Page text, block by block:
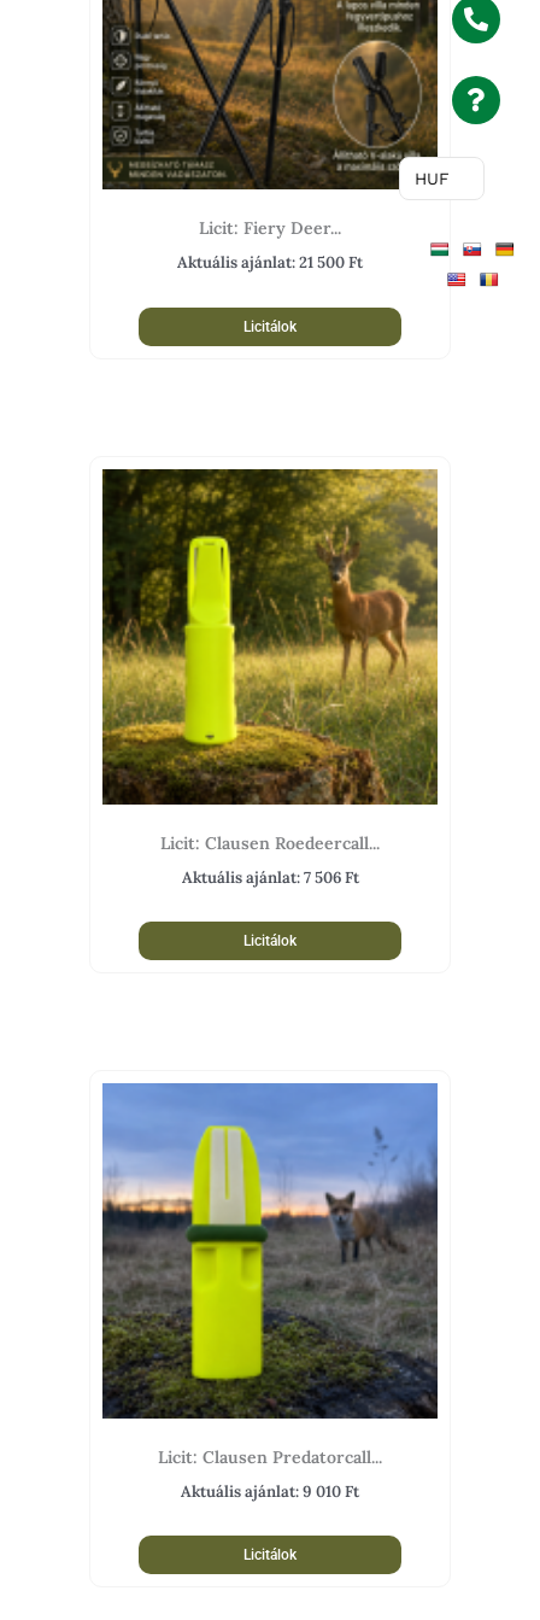
Licit: Fiery Deer...
Aktuális ajánlat:21 500Ft
Licitálok
Licit: Clausen Roedeercall...
Aktuális ajánlat:7 506Ft
Licitálok
Licit: Clausen Predatorcall...
Aktuális ajánlat:9 010Ft
Licitálok
HUF